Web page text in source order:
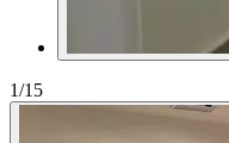
1/15